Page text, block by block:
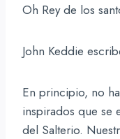
Oh Rey de los
John Keddie
En principio, no
inspirados que se
del Salterio.